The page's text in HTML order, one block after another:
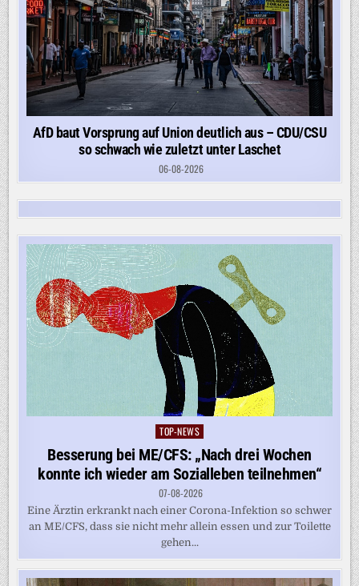
AfD baut Vorsprung auf Union deutlich aus – CDU/CSU
so schwach wie zuletzt unter Laschet
06-08-2026
Posted
in
TOP-NEWS
Besserung bei ME/CFS: „Nach drei Wochen
konnte ich wieder am Sozialleben teilnehmen“
07-08-2026
Eine Ärztin erkrankt nach einer Corona-Infektion so schwer
an ME/CFS, dass sie nicht mehr allein essen und zur Toilette
gehen...